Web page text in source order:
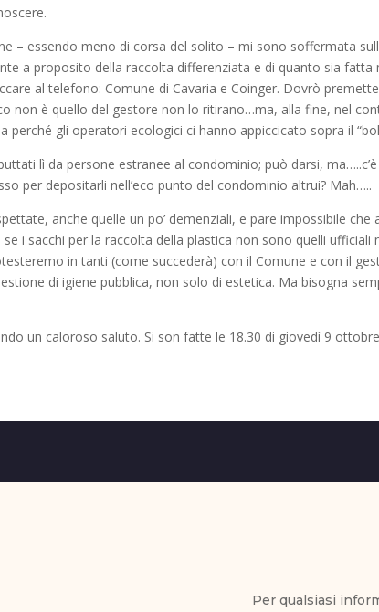
– essendo meno di corsa del solito – mi sono soffermata
a proposito della raccolta differenziata e di quanto sia fatta
al telefono: Comune di Cavaria e Coinger. Dovrò
non è quello del gestore non lo ritirano…ma, alla fine, nel
perché gli operatori ecologici ci hanno appiccicato sopra il
lì da persone estranee al condominio; può darsi,
per depositarli nell’eco punto del condominio altrui? Mah…..
anche quelle un po’ demenziali, e pare impossibile
i sacchi per la raccolta della plastica non sono quelli
in tanti (come succederà) con il Comune e con il
di igiene pubblica, non solo di estetica. Ma bisogna
un caloroso saluto. Si son fatte le 18.30 di giovedì 9
Per qualsiasi